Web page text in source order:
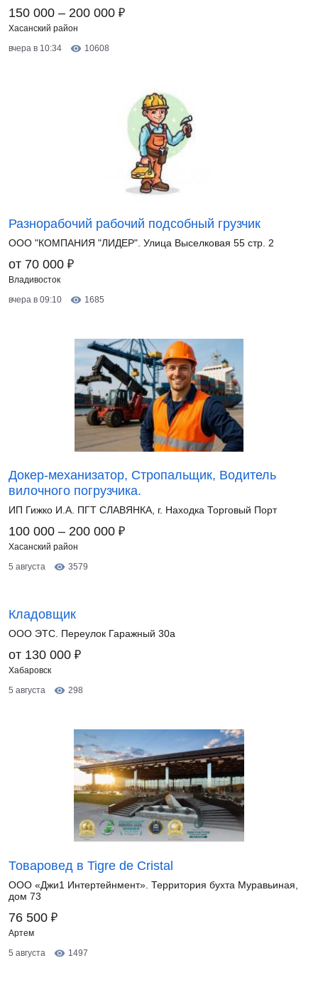
150 000 – 200 000 ₽
Хасанский район
вчера в 10:34
10608
Разнорабочий рабочий подсобный грузчик
ООО "КОМПАНИЯ "ЛИДЕР". Улица Выселковая 55 стр. 2
от 70 000 ₽
Владивосток
вчера в 09:10
1685
Докер-механизатор, Стропальщик, Водитель
вилочного погрузчика.
ИП Гижко И.А. ПГТ СЛАВЯНКА, г. Находка Торговый Порт
100 000 – 200 000 ₽
Хасанский район
5 августа
3579
Кладовщик
ООО ЭТС. Переулок Гаражный 30а
от 130 000 ₽
Хабаровск
5 августа
298
Товаровед в Tigre de Cristal
ООО «Джи1 Интертейнмент». Территория бухта Муравьиная,
дом 73
76 500 ₽
Артем
5 августа
1497